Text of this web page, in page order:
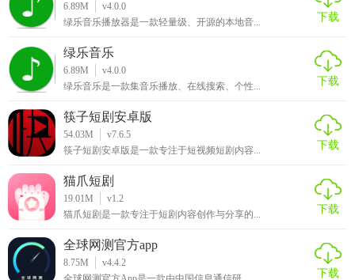
6.89M
v4.0.0
绿乐音乐播放器是一款轻量级、开源的本地音...
下载
绿乐音乐
6.89M
v4.0.0
绿乐音乐是一款集音乐播放、在线搜索、个性...
下载
筷子短剧安卓版
54.03M
v7.6.5
筷子短剧安卓版是一款专注于短视频短剧内容...
下载
猫爪短剧
19.01M
v1.2
猫爪短剧是一款专注于短剧内容创作与分享的...
下载
全球网测官方app
8.75M
v4.4.2
下载